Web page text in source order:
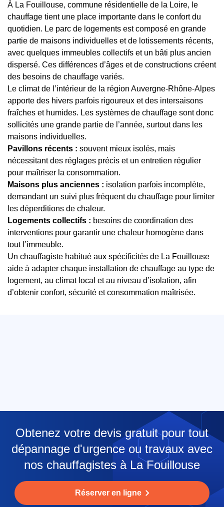
À La Fouillouse, commune résidentielle de la Loire, le
chauffage tient une place importante dans le confort du
quotidien. Le parc de logements est composé en grande
partie de maisons individuelles et de lotissements récents,
avec quelques immeubles collectifs et un bâti plus ancien
dispersé. Ces différences d’âges et de constructions créent
des besoins de chauffage variés.
Le climat de l’intérieur de la région Auvergne-Rhône-Alpes
apporte des hivers parfois rigoureux et des intersaisons
fraîches et humides. Les systèmes de chauffage sont donc
sollicités une grande partie de l’année, surtout dans les
maisons individuelles.
Pavillons récents : souvent mieux isolés, mais
nécessitant des réglages précis et un entretien régulier
pour maîtriser la consommation.
Maisons plus anciennes : isolation parfois incomplète,
demandant un suivi plus fréquent du chauffage pour limiter
les déperditions de chaleur.
Logements collectifs : besoins de coordination des
interventions pour garantir une chaleur homogène dans
tout l’immeuble.
Un chauffagiste habitué aux spécificités de La Fouillouse
aide à adapter chaque installation de chauffage au type de
logement, au climat local et au niveau d’isolation, afin
d’obtenir confort, sécurité et consommation maîtrisée.
Obtenez votre devis gratuit pour tout
dépannage d'urgence ou travaux avec
nos chauffagistes à La Fouillouse
Réserver en ligne